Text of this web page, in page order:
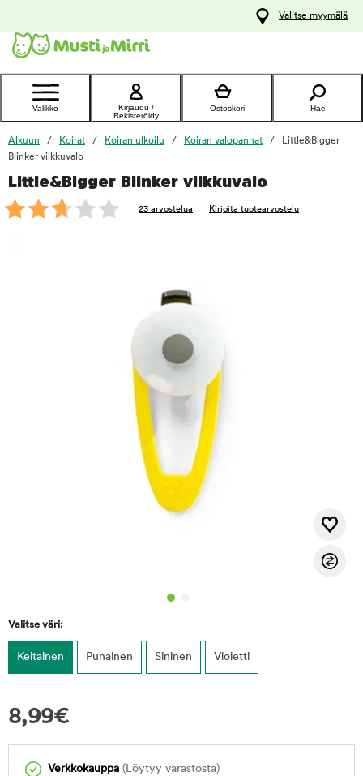
Ota yhteyttä
asiakaspalveluun
Valitse myymälä
Valikko
Kirjaudu /
Rekisteröidy
Ostoskori Hae
Alkuun Koirat Koiran ulkoilu Koiran valopannat
Little&Bigger
Blinker vilkkuvalo
Little&Bigger Blinker vilkkuvalo
23 arvostelua Kirjoita tuotearvostelu
Valitse väri:
Keltainen Punainen Sininen Violetti
8,99€
Verkkokauppa (Löytyy varastosta)
foo